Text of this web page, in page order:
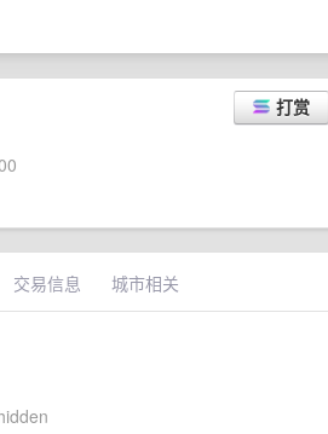
打赏
交易信息 城市相关